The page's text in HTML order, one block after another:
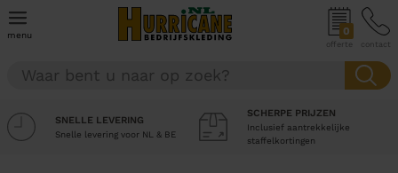
menu 0
offerte contact
SNELLE LEVERING
Snelle levering voor NL & BE
SCHERPE PRIJZEN
Inclusief aantrekkelijke
staffelkortingen